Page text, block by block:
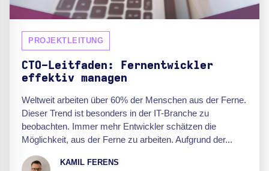
PROJEKTLEITUNG
CTO-Leitfaden: Fernentwickler
effektiv managen
Weltweit arbeiten über 60% der Menschen aus der Ferne.
Dieser Trend ist besonders in der IT-Branche zu
beobachten. Immer mehr Entwickler schätzen die
Möglichkeit, aus der Ferne zu arbeiten. Aufgrund der...
KAMIL FERENS